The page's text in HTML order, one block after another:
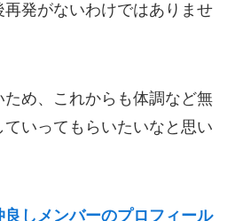
発がないわけではありませ
め、これからも体調など無
いってもらいたいなと思い
しメンバーのプロフィール